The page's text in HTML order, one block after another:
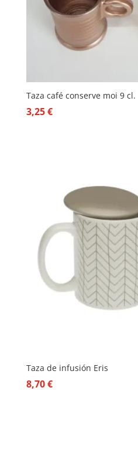
Taza café conserve moi 9 cl.
3,25€
Taza de infusión Eris
8,70€